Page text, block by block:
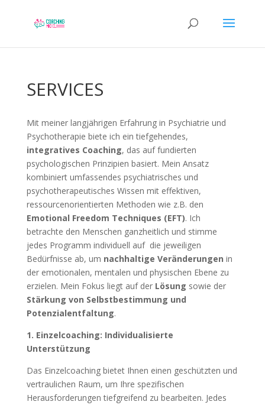
SERVICES
Mit meiner langjährigen Erfahrung in Psychiatrie und
Psychotherapie biete ich ein tiefgehendes,
integratives Coaching, das auf fundierten
psychologischen Prinzipien basiert. Mein Ansatz
kombiniert umfassendes psychiatrisches und
psychotherapeutisches Wissen mit effektiven,
ressourcenorientierten Methoden wie z.B. den
Emotional Freedom Techniques (EFT). Ich
betrachte den Menschen ganzheitlich und stimme
jedes Programm individuell auf die jeweiligen
Bedürfnisse ab, um nachhaltige Veränderungen in
der emotionalen, mentalen und physischen Ebene zu
erzielen. Mein Fokus liegt auf der Lösung sowie der
Stärkung von Selbstbestimmung und
Potenzialentfaltung.
1. Einzelcoaching: Individualisierte
Unterstützung
Das Einzelcoaching bietet Ihnen einen geschützten und
vertraulichen Raum, um Ihre spezifischen
Herausforderungen tiefgreifend zu bearbeiten. Jedes